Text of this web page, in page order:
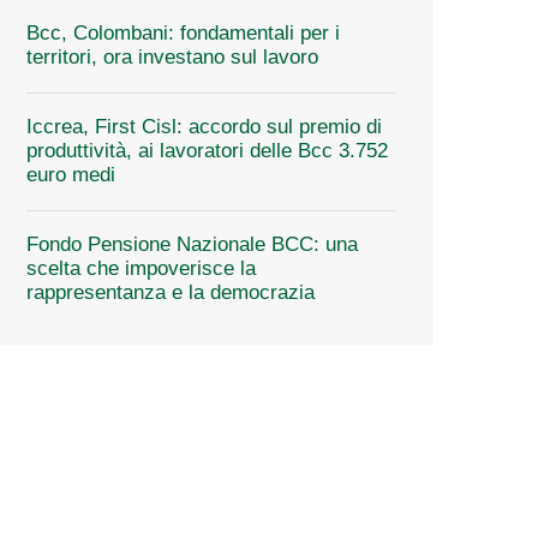
Bcc, Colombani: fondamentali per i
territori, ora investano sul lavoro
Iccrea, First Cisl: accordo sul premio di
produttività, ai lavoratori delle Bcc 3.752
euro medi
Fondo Pensione Nazionale BCC: una
scelta che impoverisce la
rappresentanza e la democrazia